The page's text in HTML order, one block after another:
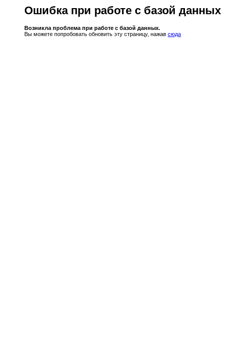
Ошибка при работе с базой данных
Возникла проблема при работе с базой данных.
Вы можете попробовать обновить эту страницу, нажав сюда